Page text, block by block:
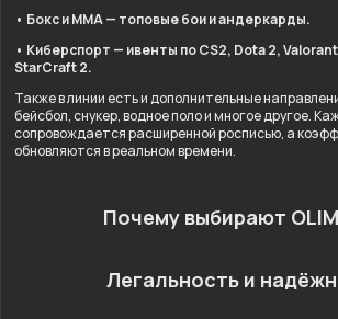
• Бокс и ММА — топовые бои и андеркарды.
• Киберспорт — ивенты по CS2, Dota 2,
StarCraft 2.
Также в линии есть и дополнительные
бейсбол, снукер, водное поло и многое другое.
сопровождается расширенной росписью, а
обновляются в реальном времени.
Почему выбирают
Легальность и